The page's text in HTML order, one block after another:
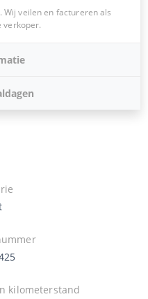
Wij veilen en factureren als
verkoper.
kilometerstand